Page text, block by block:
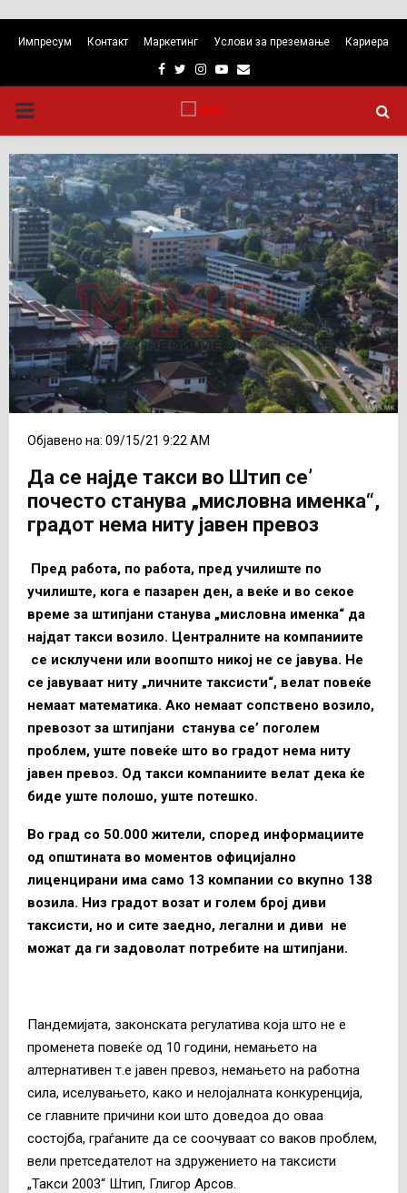
Импресум Контакт Маркетинг Услови за преземање Кариера
Facebook
TwitterInstagram
Youtube
Email
PRIMARY
MENU
Објавено на: 09/15/21 9:22 AM
Да се најде такси во Штип се’
почесто станува „мисловна именка“,
градот нема ниту јавен превоз
Пред работа, по работа, пред училиште по
училиште, кога е пазарен ден, а веќе и во секое
време за штипјани станува „мисловна именка“ да
најдат такси возило. Централните на компаниите
се исклучени или воопшто никој не се јавува. Не
се јавуваат ниту „личните таксисти“, велат повеќе
немаат математика. Ако немаат сопствено возило,
превозот за штипјани станува се’ поголем
проблем, уште повеќе што во градот нема ниту
јавен превоз. Од такси компаниите велат дека ќе
биде уште полошо, уште потешко.
Во град со 50.000 жители, според информациите
од општината во моментов официјално
лиценцирани има само 13 компании со вкупно 138
возила. Низ градот возат и голем број диви
таксисти, но и сите заедно, легални и диви не
можат да ги задоволат потребите на штипјани.
Пандемијата, законската регулатива која што не е
променета повеќе од 10 години, немањето на
алтернативен т.е јавен превоз, немањето на работна
сила, иселувањето, како и нелојалната конкуренција,
се главните причини кои што доведоа до оваа
состојба, граѓаните да се соочуваат со ваков проблем,
вели претседателот на здружението на таксисти
„Такси 2003“ Штип, Глигор Арсов.